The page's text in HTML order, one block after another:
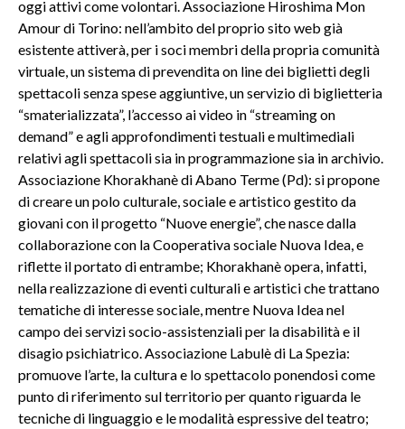
oggi attivi come volontari. Associazione Hiroshima Mon
Amour di Torino: nell’ambito del proprio sito web già
esistente attiverà, per i soci membri della propria comunità
virtuale, un sistema di prevendita on line dei biglietti degli
spettacoli senza spese aggiuntive, un servizio di biglietteria
“smaterializzata”, l’accesso ai video in “streaming on
demand” e agli approfondimenti testuali e multimediali
relativi agli spettacoli sia in programmazione sia in archivio.
Associazione Khorakhanè di Abano Terme (Pd): si propone
di creare un polo culturale, sociale e artistico gestito da
giovani con il progetto “Nuove energie”, che nasce dalla
collaborazione con la Cooperativa sociale Nuova Idea, e
riflette il portato di entrambe; Khorakhanè opera, infatti,
nella realizzazione di eventi culturali e artistici che trattano
tematiche di interesse sociale, mentre Nuova Idea nel
campo dei servizi socio-assistenziali per la disabilità e il
disagio psichiatrico. Associazione Labulè di La Spezia:
promuove l’arte, la cultura e lo spettacolo ponendosi come
punto di riferimento sul territorio per quanto riguarda le
tecniche di linguaggio e le modalità espressive del teatro;